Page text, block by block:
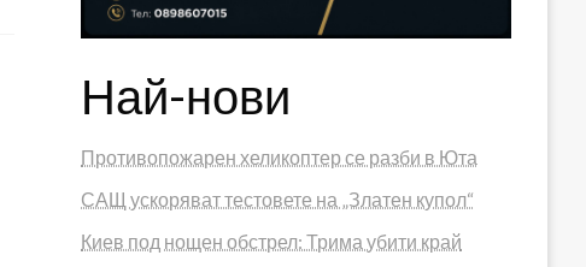
Най-нови
Противопожарен хеликоптер се разби в Юта
САЩ ускоряват тестовете на „Златен купол“
Киев под нощен обстрел: Трима убити край